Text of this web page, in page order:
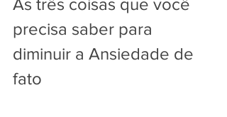
As três coisas que você
precisa saber para
diminuir a Ansiedade de
fato